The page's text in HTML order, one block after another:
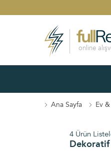
online
Ana Sayfa Ev
4 Ürün